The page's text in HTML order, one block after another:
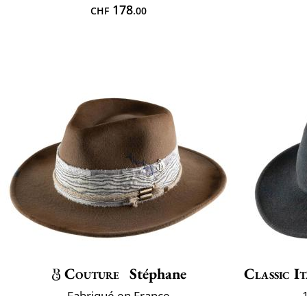
CHF178.00
Couture Stéphane Classic